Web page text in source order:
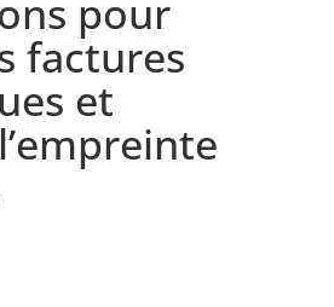
pour
factures
et